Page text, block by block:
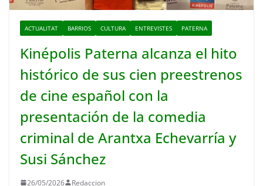
ACTUALITAT BARRIOS CULTURA ENTREVISTES PATERNA
Kinépolis Paterna alcanza el hito
histórico de sus cien preestrenos
de cine español con la
presentación de la comedia
criminal de Arantxa Echevarría y
Susi Sánchez
26/05/2026 Redaccion